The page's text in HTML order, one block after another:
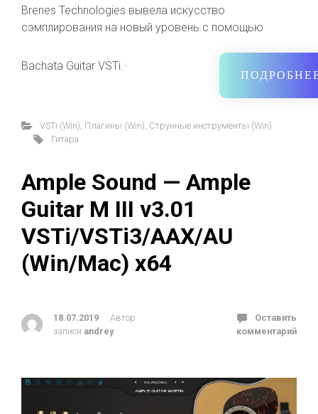
Brenes Technologies вывела искусство
сэмплирования на новый уровень с помощью
Bachata Guitar VSTi.·
VSTi (Win) Плагины (Win) Струнные инструменты (Win)
Гитара
Ample Sound — Ample
Guitar M III v3.01
VSTi/VSTi3/AAX/AU
(Win/Mac) x64
18.07.2019
Автор
записи andrey
Оставить
комментарий